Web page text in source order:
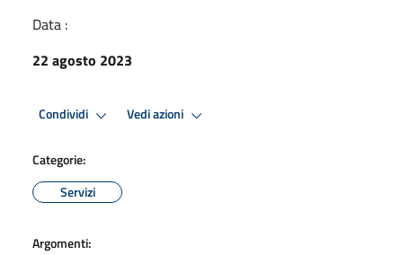
Data :
22 agosto 2023
Condividi Vedi azioni
Categorie:
Servizi
Argomenti: